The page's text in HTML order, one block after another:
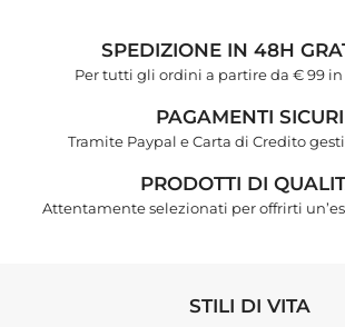
SPEDIZIONE IN 48H
Per tutti gli ordini a partire da € 99
PAGAMENTI SICURI
Tramite Paypal e Carta di Credito
PRODOTTI DI
Attentamente selezionati per offrirti
STILI DI VITA